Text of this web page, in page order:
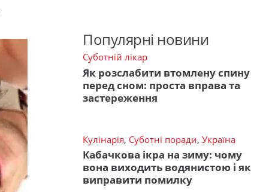
Популярні новини
Суботній лікар
Як розслабити втомлену спину
перед сном: проста вправа та
застереження
Кулінарія, Суботні поради, Україна
Кабачкова ікра на зиму: чому
вона виходить водянистою і як
виправити помилку